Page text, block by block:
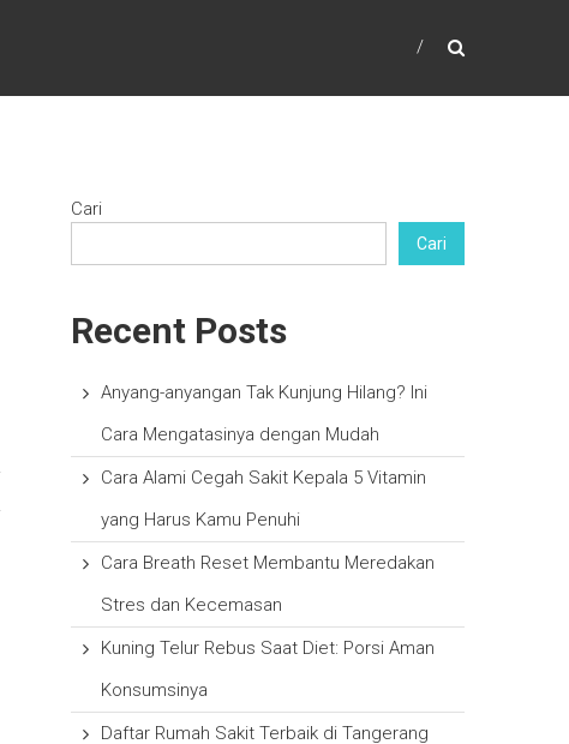
Cari
Cari
Recent Posts
Anyang-anyangan Tak Kunjung Hilang? Ini
Cara Mengatasinya dengan Mudah
Cara Alami Cegah Sakit Kepala 5 Vitamin
yang Harus Kamu Penuhi
Cara Breath Reset Membantu Meredakan
Stres dan Kecemasan
Kuning Telur Rebus Saat Diet: Porsi Aman
Konsumsinya
Daftar Rumah Sakit Terbaik di Tangerang